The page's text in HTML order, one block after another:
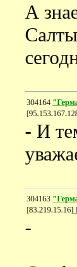
А
304164
- И
304163
[83.219.15.16]
-